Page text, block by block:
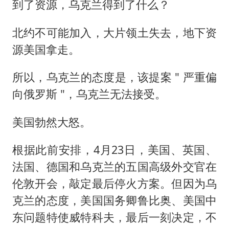
到了资源，乌克兰得到了什么？
北约不可能加入，大片领土失去，地下资
源美国拿走。
所以，乌克兰的态度是，该提案 " 严重偏
向俄罗斯 "，乌克兰无法接受。
美国勃然大怒。
根据此前安排，4月23日，美国、英国、
法国、德国和乌克兰的五国高级外交官在
伦敦开会，敲定最后停火方案。但因为乌
克兰的态度，美国国务卿鲁比奥、美国中
东问题特使威特科夫，最后一刻决定，不